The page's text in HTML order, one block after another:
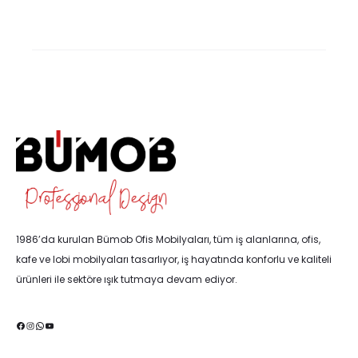
1986’da kurulan Bümob Ofis Mobilyaları, tüm iş alanlarına, ofis,
kafe ve lobi mobilyaları tasarlıyor, iş hayatında konforlu ve kaliteli
ürünleri ile sektöre ışık tutmaya devam ediyor.
Facebook
Instagram
WhatsApp
YouTube